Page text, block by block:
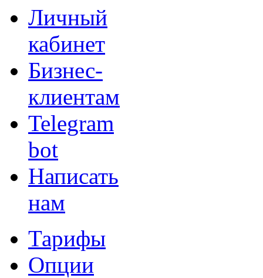
Личный
кабинет
Бизнес-
клиентам
Telegram
bot
Написать
нам
Тарифы
Опции